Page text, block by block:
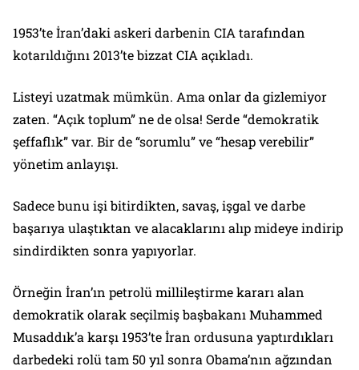
1953’te İran’daki askeri darbenin CIA tarafından
kotarıldığını 2013’te bizzat CIA açıkladı.
Listeyi uzatmak mümkün. Ama onlar da gizlemiyor
zaten. “Açık toplum” ne de olsa! Serde “demokratik
şeffaflık” var. Bir de “sorumlu” ve “hesap verebilir”
yönetim anlayışı.
Sadece bunu işi bitirdikten, savaş, işgal ve darbe
başarıya ulaştıktan ve alacaklarını alıp mideye indirip
sindirdikten sonra yapıyorlar.
Örneğin İran’ın petrolü millileştirme kararı alan
demokratik olarak seçilmiş başbakanı Muhammed
Musaddık’a karşı 1953’te İran ordusuna yaptırdıkları
darbedeki rolü tam 50 yıl sonra Obama’nın ağzından